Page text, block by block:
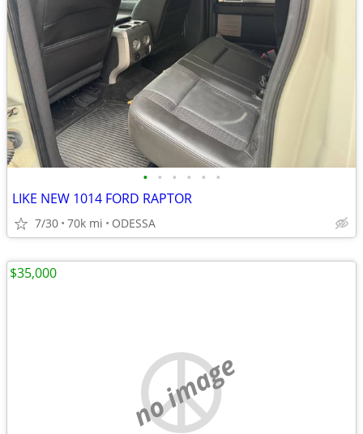
• • • • • •
LIKE NEW 1014 FORD RAPTOR
7/30 70k mi ODESSA
no image
$35,000